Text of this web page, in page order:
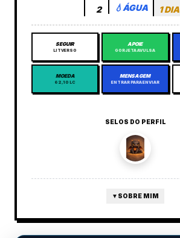
2 💧 ÁGUA 1 DIA
SEGUIR
LITVERSO
APOIE
GORJETA AVULSA
MOEDA
62,10 LC
MENSAGEM
ENTRAR PARA ENVIAR
SELOS DO PERFIL
▼ SOBRE MIM